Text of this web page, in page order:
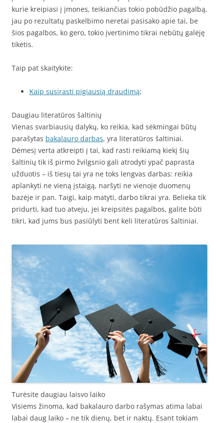
kurie kreipiasi į įmones, teikiančias tokio pobūdžio pagalbą,
jau po rezultatų paskelbimo neretai pasisako apie tai, be
šios pagalbos, ko gero, tokio įvertinimo tikrai nebūtų galėję
tikėtis.
Taip pat skaitykite:
Kaip susirasti pigiausią draudimą;
Daugiau literatūros šaltinių
Vienas svarbiausių dalykų, ko reikia, kad sėkmingai būtų
parašytas bakalauro darbas, yra literatūros šaltiniai.
Dėmesį verta atkreipti į tai, kad rasti reikiamą kiekį šių
šaltinių tik iš pirmo žvilgsnio gali atrodyti ypač paprasta
užduotis – iš tiesų tai yra ne toks lengvas darbas: reikia
aplankyti ne vieną įstaigą, naršyti ne vienoje duomenų
bazėje ir pan. Taigi, kaip matyti, darbo tikrai yra. Belieka tik
pridurti, kad tuo atveju, jei kreipsitės pagalbos, galite būti
tikri, kad jums bus pasiūlyti bent keli literatūros šaltiniai.
Turėsite daugiau laisvo laiko
Visiems žinoma, kad bakalauro darbo rašymas atima labai
labai daug laiko – ne tik dienų, bet ir naktų. Esant tokiam